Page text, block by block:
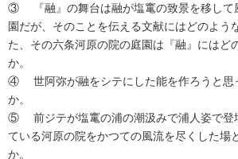
③	『融』の舞台は融が塩竃の致景を移して風流生活を楽しんだ庭
園だが、そのことを伝える文献にはどのよう
た、その六条河原の院の庭園は『融』にはど
か。
④	世阿弥が融をシテにした能を作ろうと思ったきっかけはなに
か。
⑤	前ジテが塩竃の浦の潮汲みで浦人姿で登場し、現実には荒廃し
ている河原の院をかつての風流を尽くした場
か。